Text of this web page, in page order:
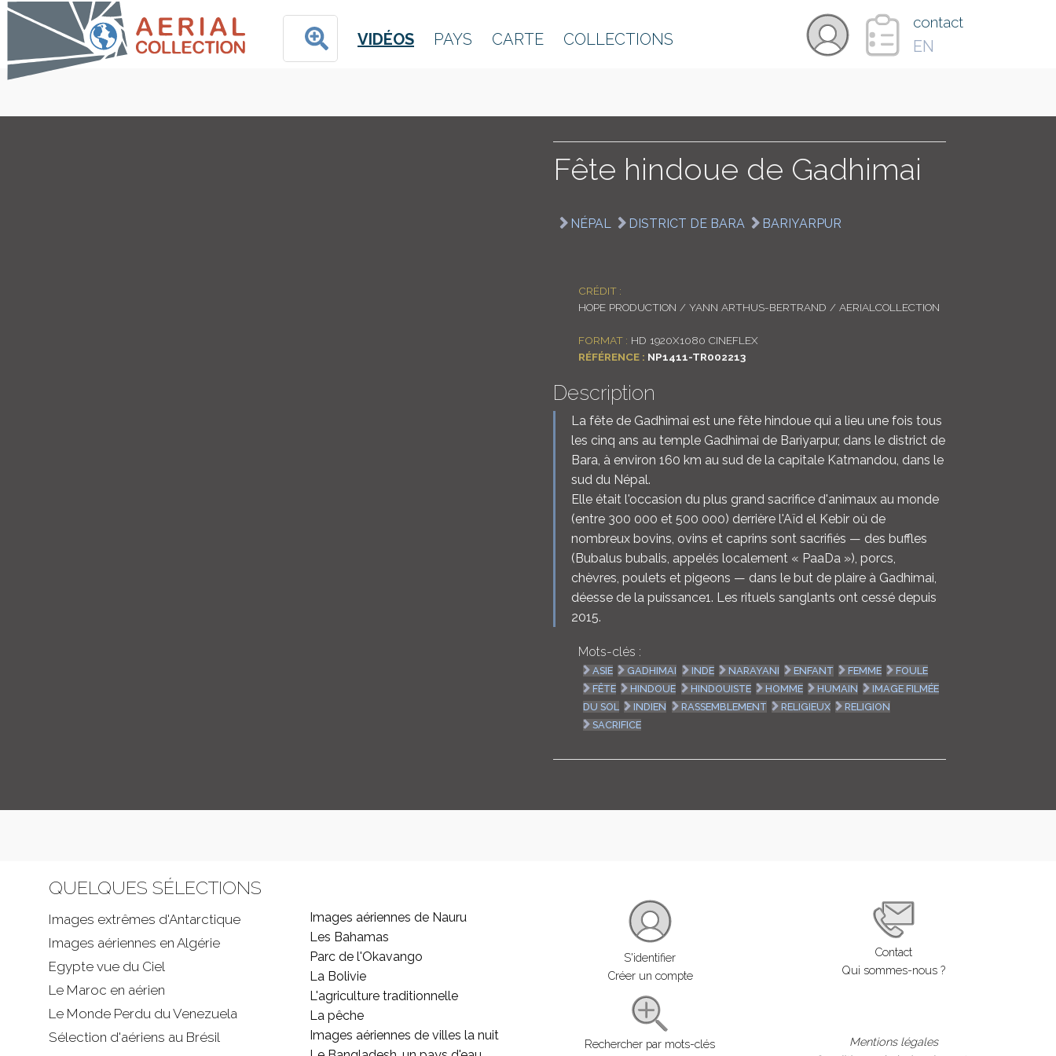
VIDÉOS PAYS CARTE COLLECTIONS
contact
EN
Fête hindoue de Gadhimai
NÉPAL DISTRICT DE BARA BARIYARPUR
CRÉDIT :
HOPE PRODUCTION / YANN ARTHUS-BERTRAND / AERIALCOLLECTION
FORMAT : HD 1920X1080 CINEFLEX
RÉFÉRENCE : NP1411-TR002213
Description
La fête de Gadhimai est une fête hindoue qui a lieu une fois tous
les cinq ans au temple Gadhimai de Bariyarpur, dans le district de
Bara, à environ 160 km au sud de la capitale Katmandou, dans le
sud du Népal.
Elle était l'occasion du plus grand sacrifice d'animaux au monde
(entre 300 000 et 500 000) derrière l'Aïd el Kebir où de
nombreux bovins, ovins et caprins sont sacrifiés — des buffles
(Bubalus bubalis, appelés localement « PaaDa »), porcs,
chèvres, poulets et pigeons — dans le but de plaire à Gadhimai,
déesse de la puissance1. Les rituels sanglants ont cessé depuis
2015.
Mots-clés :
ASIE GADHIMAI INDE NARAYANI ENFANT FEMME
FOULE
FÊTE
HINDOUE HINDOUISTE HOMME HUMAIN
IMAGE FILMÉE
DU SOL
INDIEN RASSEMBLEMENT RELIGIEUX
RELIGION
SACRIFICE
QUELQUES SÉLECTIONS
Images extrêmes d'Antarctique
Images aériennes en Algérie
Egypte vue du Ciel
Le Maroc en aérien
Le Monde Perdu du Venezuela
Sélection d'aériens au Brésil
Images aériennes de Nauru
Les Bahamas
Parc de l'Okavango
La Bolivie
L'agriculture traditionnelle
La pêche
Images aériennes de villes la nuit
S'identifier
Créer un compte
Rechercher par mots-clés
Contact
Qui sommes-nous ?
Mentions légales